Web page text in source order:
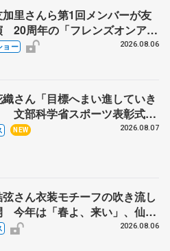
加里さんら第1回メンバーが友
20周年の「フレンズオンアイ
本賢二さん、有川梨絵さん、
ョー 2026.08.06
さん「目標へまい進していき
文部科学省スポーツ表彰式で
辞NEW 2026.08.07
さん衣装モチーフの吹き流し
今年は「春よ、来い」、仙台
殿
2026.08.06